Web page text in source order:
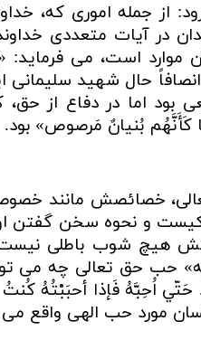
از جمله اموری که،
در آیات متعددی
است، می فرماید:
حال شهید سلیمانی
اما در دفاع از
كَأَنَّهُم بُنيانٌ مَرصوص» بود.
خصائصش مانند
و نحوه سخن گفتن
هیچ شوب باطلی نیست
حب حق تعالی چه می
اُحِبَّهُ فَإذا أحبَبْتُهُ
مورد حب الهی واقع